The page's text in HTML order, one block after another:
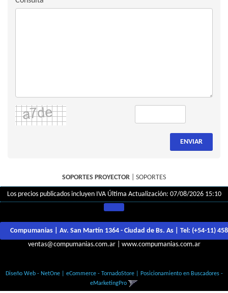
ENVIAR
SOPORTES PROYECTOR SOPORTES
Los precios publicados incluyen IVA Última Actualización: 07/08/2026 15:10
Compumanias | Av. San Martín 1364 - Ciudad de Bs. As | Tel: (+54-11)
ventas@compumanias.com.ar| www.compumanias.com.ar
Diseño Web - NetOne| eCommerce - TornadoStore| Posicionamiento en Buscadores -
eMarketingPro